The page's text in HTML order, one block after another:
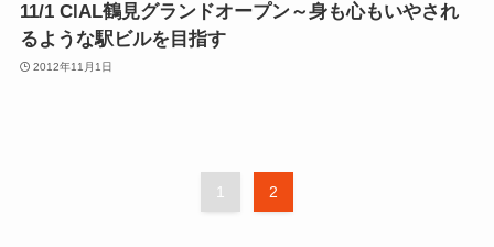
11/1 CIAL鶴見グランドオープン～身も心もいやされ
るような駅ビルを目指す
2012年11月1日
1 2